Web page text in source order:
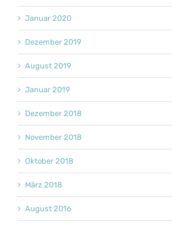
Januar 2020
Dezember 2019
August 2019
Januar 2019
Dezember 2018
November 2018
Oktober 2018
März 2018
August 2016